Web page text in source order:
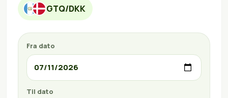
GTQ/DKK
Fra dato
Til dato